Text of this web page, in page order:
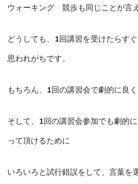
ウォーキング 競歩も同じことが言
どうしても、1回講習を受けたらす
思われがちです。
もちろん、1回の講習会で劇的に良く
そして、1回の講習会参加でも劇的
って頂けるために
いろいろと試行錯誤をして、言葉を